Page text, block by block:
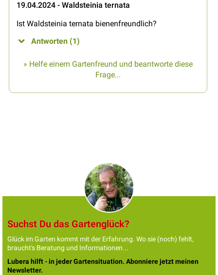
19.04.2024 - Waldsteinia ternata
Ist Waldsteinia ternata bienenfreundlich?
Antworten (1)
» Helfe einem Gartenfreund und beantworte diese
Frage...
Suchst Du das Gartenglück?
Glück im Garten kommt mit der Erfahrung. Wo sie (noch) fehlt,
braucht's Beratung und Informationen...
Lubera hilft - in jeder Gartensituation. Abonniere jetzt meinen
Newsletter.